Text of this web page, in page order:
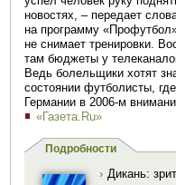
новостях, – передает
на программу
не снимает тренировки.
там бюджеты у
Ведь болельщики хотят
состоянии футболисты,
Германии в 2006‑м
«Газета.Ru»
Подробности
› Дикань: